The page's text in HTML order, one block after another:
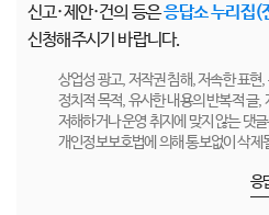
신고·제안·건의 등은응답소 누리집(
신청해주시기 바랍니다.
상업성 광고, 저작권 침해, 저속한 표현
정치적 목적, 유사한 내용의 반복적 글,
저해하거나 운영 취지에 맞지 않는 댓
개인정보보호법에 의해 통보없이 삭제
응